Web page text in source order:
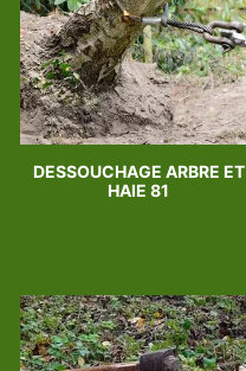
DESSOUCHAGE ARBRE ET
HAIE 81